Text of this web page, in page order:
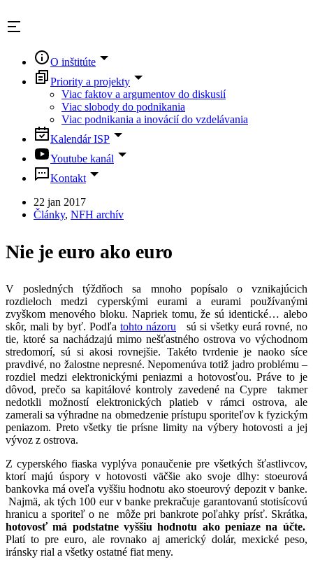
to
content
O inštitúte
Priority a projekty
Viac faktov a argumentov do diskusií
Viac slobody do podnikania
Viac podnikania a inovácií do vzdelávania
Kalendár ISP
Youtube kanál
Kontakt
22 jan 2017
Články, NFH archív
Nie je euro ako euro
V posledných týždňoch sa mnoho popísalo o vznikajúcich
rozdieloch medzi cyperskými eurami a eurami používanými
zvyškom menového bloku. Napriek tomu, že sú identické… alebo
skôr, mali by byť. Podľa tohto názoru sú si všetky eurá rovné, no
tie, ktoré sa nachádzajú mimo nešťastného ostrova vo východnom
stredomorí, sú si akosi rovnejšie. Takéto tvrdenie je naoko síce
pravdivé, no žalostne nepresné. Nepomenúva totiž jadro problému –
rozdiel medzi elektronickými peniazmi a hotovosťou. Práve to je
dôvod, prečo sa kapitálové kontroly zavedené na Cypre takmer
nedotkli možností elektronických platieb v rámci ostrova, ale
zamerali sa výhradne na obmedzenie prístupu sporiteľov k fyzickým
peniazom. Preto všetky tie prísne limity na výbery hotovosti a jej
vývoz z ostrova.
Z cyperského fiaska vyplýva ponaučenie pre všetkých šťastlivcov,
ktorí majú úspory v hotovosti väčšie ako svoje dlhy: stoeurová
bankovka má oveľa vyššiu hodnotu ako stoeurový depozit v banke.
Najmä, ak tých 100 eur v banke prekračuje garantovanú stotisícovú
hranicu a sporiteľ o ne môže pri bankrote poľahky prísť. Skrátka,
hotovosť má podstatne vyššiu hodnotu ako peniaze na účte.
Platí to pre euro, ale rovnako aj americký dolár, mexické peso,
iránsky rial a všetky ostatné fiat meny.